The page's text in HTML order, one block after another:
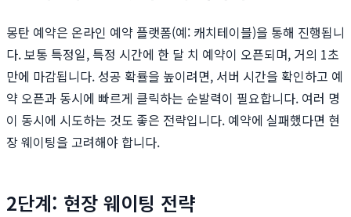
몽탄 예약은 온라인 예약 플랫폼(예: 캐치테이블)을 통해 진행됩니
다. 보통 특정일, 특정 시간에 한 달 치 예약이 오픈되며, 거의 1초
만에 마감됩니다. 성공 확률을 높이려면, 서버 시간을 확인하고 예
약 오픈과 동시에 빠르게 클릭하는 순발력이 필요합니다. 여러 명
이 동시에 시도하는 것도 좋은 전략입니다. 예약에 실패했다면 현
장 웨이팅을 고려해야 합니다.
2단계: 현장 웨이팅 전략